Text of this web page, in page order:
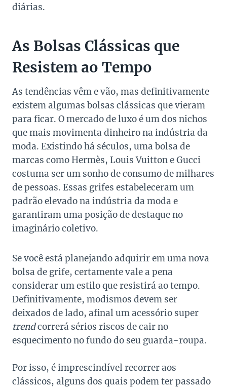
diárias.
As Bolsas Clássicas que
Resistem ao Tempo
As tendências vêm e vão, mas definitivamente
existem algumas bolsas clássicas que vieram
para ficar. O mercado de luxo é um dos nichos
que mais movimenta dinheiro na indústria da
moda. Existindo há séculos, uma bolsa de
marcas como Hermès, Louis Vuitton e Gucci
costuma ser um sonho de consumo de milhares
de pessoas. Essas grifes estabeleceram um
padrão elevado na indústria da moda e
garantiram uma posição de destaque no
imaginário coletivo.
Se você está planejando adquirir em uma nova
bolsa de grife, certamente vale a pena
considerar um estilo que resistirá ao tempo.
Definitivamente, modismos devem ser
deixados de lado, afinal um acessório super
trendcorrerá sérios riscos de cair no
esquecimento no fundo do seu guarda-roupa.
Por isso, é imprescindível recorrer aos
clássicos, alguns dos quais podem ter passado